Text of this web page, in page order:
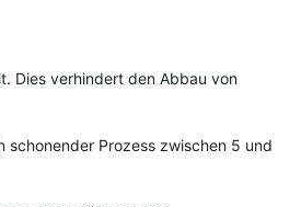
Dies verhindert den Abbau von
schonender Prozess zwischen 5 und